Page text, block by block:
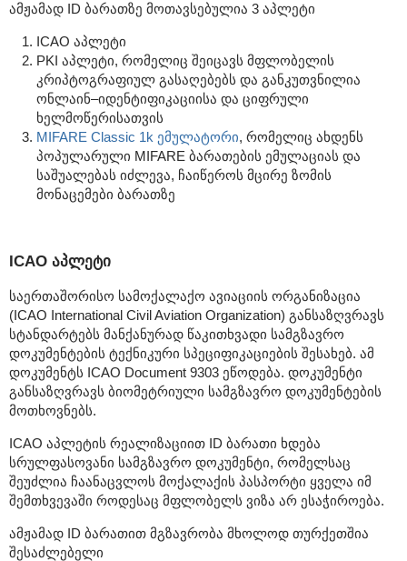
ამჟამად ID ბარათზე მოთავსებულია 3 აპლეტი
ICAO აპლეტი
PKI აპლეტი, რომელიც შეიცავს მფლობელის
კრიპტოგრაფიულ გასაღებებს და განკუთვნილია
ონლაინ–იდენტიფიკაციისა და ციფრული
ხელმოწერისათვის
MIFARE Classic 1k ემულატორი, რომელიც ახდენს
პოპულარული MIFARE ბარათების ემულაციას და
საშუალებას იძლევა, ჩაიწეროს მცირე ზომის
მონაცემები ბარათზე
ICAO აპლეტი
საერთაშორისო სამოქალაქო ავიაციის ორგანიზაცია
(ICAO International Civil Aviation Organization) განსაზღვრავს
სტანდარტებს მანქანურად წაკითხვადი სამგზავრო
დოკუმენტების ტექნიკური სპეციფიკაციების შესახებ. ამ
დოკუმენტს ICAO Document 9303 ეწოდება. დოკუმენტი
განსაზღვრავს ბიომეტრიული სამგზავრო დოკუმენტების
მოთხოვნებს.
ICAO აპლეტის რეალიზაციით ID ბარათი ხდება
სრულფასოვანი სამგზავრო დოკუმენტი, რომელსაც
შეუძლია ჩაანაცვლოს მოქალაქის პასპორტი ყველა იმ
შემთხვევაში როდესაც მფლობელს ვიზა არ ესაჭიროება.
ამჟამად ID ბარათით მგზავრობა მხოლოდ თურქეთშია
შესაძლებელი